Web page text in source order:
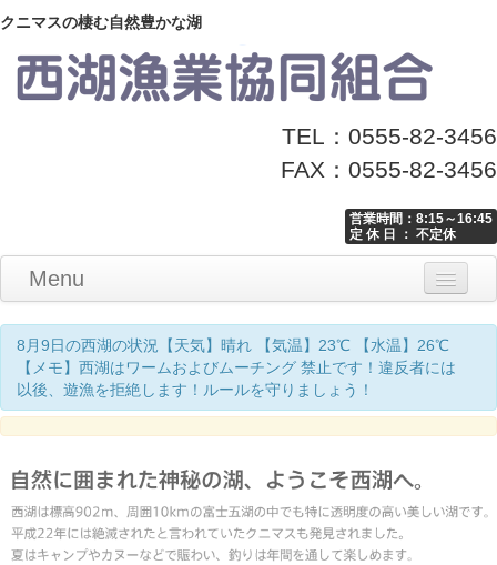
クニマスの棲む自然豊かな湖
TEL：0555-82-3456
FAX：0555-82-3456
営業時間：8:15～16:45
定 休 日 ： 不定休
Menu
Home
釣り情報
マナーとお願い
クニマス展示館
漁協からのお知らせ
お問い合わせ
8月9日の西湖の状況【天気】晴れ 【気温】23℃ 【水温】26℃
【メモ】西湖はワームおよびムーチング 禁止です！違反者には
以後、遊漁を拒絶します！ルールを守りましょう！